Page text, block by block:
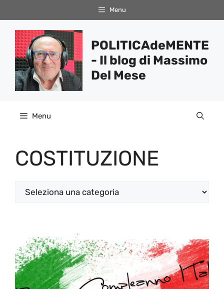
al
contenuto
Menu
POLITICAdeMENTE
- Il blog di Massimo
Del Mese
Menu
COSTITUZIONE
Categorie